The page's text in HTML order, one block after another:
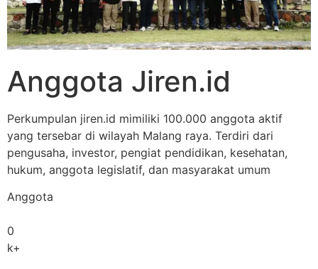
Anggota Jiren.id
Perkumpulan jiren.id mimiliki 100.000 anggota aktif
yang tersebar di wilayah Malang raya. Terdiri dari
pengusaha, investor, pengiat pendidikan, kesehatan,
hukum, anggota legislatif, dan masyarakat umum
Anggota
0
k+